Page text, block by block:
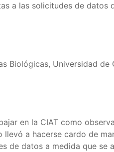
a las solicitudes de datos
Biológicas, Universidad de
en la CIAT como
a hacerse cardo de
de datos a medida que se